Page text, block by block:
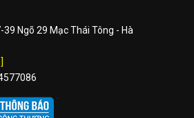
39 Ngõ 29 Mạc Thái Tông - Hà